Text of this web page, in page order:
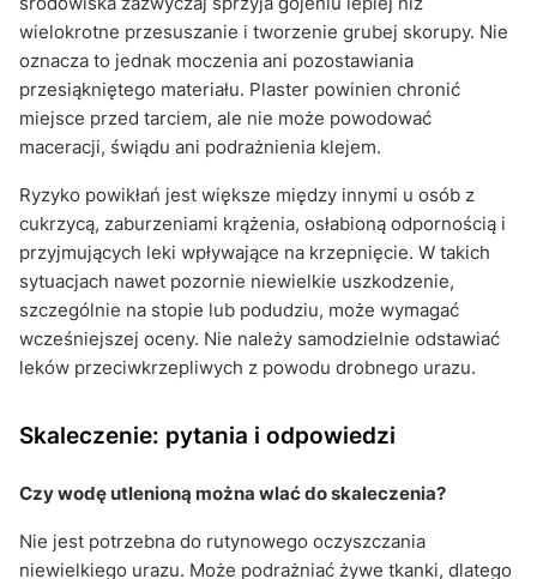
wielokrotne przesuszanie i tworzenie grubej skorupy. Nie
oznacza to jednak moczenia ani pozostawiania
przesiąkniętego materiału. Plaster powinien chronić
miejsce przed tarciem, ale nie może powodować
maceracji, świądu ani podrażnienia klejem.
Ryzyko powikłań jest większe między innymi u osób z
cukrzycą, zaburzeniami krążenia, osłabioną odpornością i
przyjmujących leki wpływające na krzepnięcie. W takich
sytuacjach nawet pozornie niewielkie uszkodzenie,
szczególnie na stopie lub podudziu, może wymagać
wcześniejszej oceny. Nie należy samodzielnie odstawiać
leków przeciwkrzepliwych z powodu drobnego urazu.
Skaleczenie: pytania i odpowiedzi
Czy wodę utlenioną można wlać do skaleczenia?
Nie jest potrzebna do rutynowego oczyszczania
niewielkiego urazu. Może podrażniać żywe tkanki, dlatego